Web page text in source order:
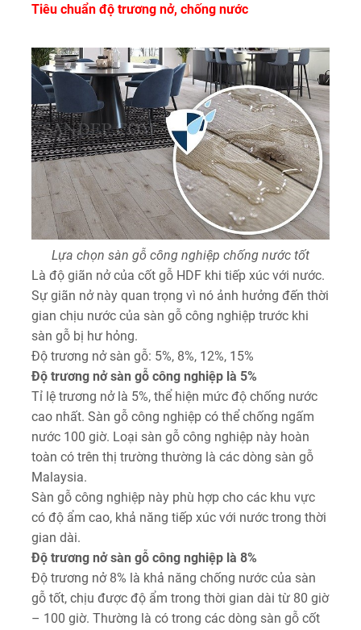
Tiêu chuẩn độ trương nở, chống nước
Lựa chọn sàn gỗ công nghiệp chống nước tốt
Là độ giãn nở của cốt gỗ HDF khi tiếp xúc với nước.
Sự giãn nở này quan trọng vì nó ảnh hưởng đến thời
gian chịu nước của sàn gỗ công nghiệp trước khi
sàn gỗ bị hư hỏng.
Độ trương nở sàn gỗ: 5%, 8%, 12%, 15%
Độ trương nở sàn gỗ công nghiệp là 5%
Tỉ lệ trương nở là 5%, thể hiện mức độ chống nước
cao nhất. Sàn gỗ công nghiệp có thể chống ngấm
nước 100 giờ. Loại sàn gỗ công nghiệp này hoàn
toàn có trên thị trường thường là các dòng sàn gỗ
Malaysia.
Sàn gỗ công nghiệp này phù hợp cho các khu vực
có độ ẩm cao, khả năng tiếp xúc với nước trong thời
gian dài.
Độ trương nở sàn gỗ công nghiệp là 8%
Độ trương nở 8% là khả năng chống nước của sàn
gỗ tốt, chịu được độ ẩm trong thời gian dài từ 80 giờ
– 100 giờ. Thường là có trong các dòng sàn gỗ cốt